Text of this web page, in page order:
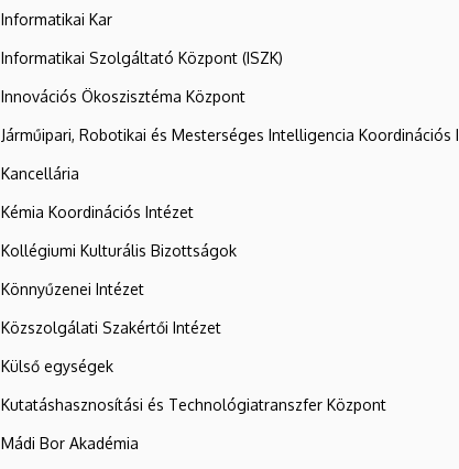
Informatikai Kar
Informatikai Szolgáltató Központ (ISZK)
Innovációs Ökoszisztéma Központ
Járműipari, Robotikai és Mesterséges Intelligencia Koordinációs
Kancellária
Kémia Koordinációs Intézet
Kollégiumi Kulturális Bizottságok
Könnyűzenei Intézet
Közszolgálati Szakértői Intézet
Külső egységek
Kutatáshasznosítási és Technológiatranszfer Központ
Mádi Bor Akadémia